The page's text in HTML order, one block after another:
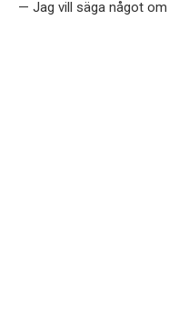
— Jag vill säga något